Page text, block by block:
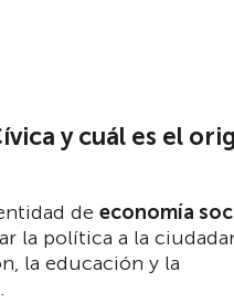
y cuál es el
de economía
la política a la
la educación y la